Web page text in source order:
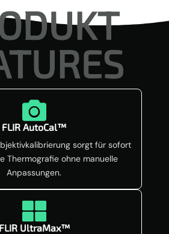

FLIR AutoCal™
sorgt für sofort
Thermografie ohne manuelle
Anpassungen.

FLIR UltraMax™